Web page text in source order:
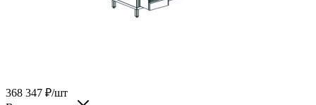
368 347 ₽/шт